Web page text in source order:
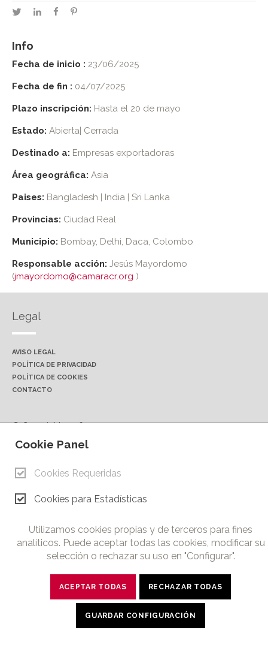
twitterlinkedinfacebookpinterest
Info
Fecha de inicio : 23/06/2025
Fecha de fin : 04/07/2025
Plazo inscripción: Hasta el 20 de mayo
Estado: Abierta| Cerrada
Destinado a: Empresas exportadoras
Área geográfica: Asia
Paises: Bangladesh | India | Sri Lanka
Provincias: Ciudad Real
Municipio: Bombay, Delhi, Daca, Colombo
Responsable acción: Jesús Mayordomo
(jmayordomo@camaracr.org )
Legal
AVISO LEGAL
POLÍTICA DE PRIVACIDAD
POLÍTICA DE COOKIES
CONTACTO
youtube
© Copyright 2026.
derechos reservados. Prohibida la reproducción total o parcial
Cookie Panel
Cookies Requeridas
Cookies para Estadísticas
Utilizamos cookies propias y de terceros para fines
analíticos. Puede aceptar todas las cookies, modificar su
selección o rechazar su uso en "Configurar".
ACEPTAR TODAS RECHAZAR TODAS
GUARDAR CONFIGURACIÓN